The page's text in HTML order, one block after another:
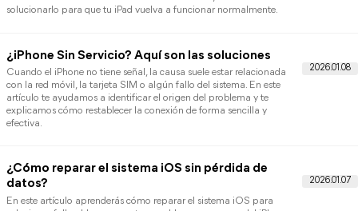
problemas con la sincronización de iTunes. En este artículo
¡sigue leyendo para aprender cómo hacerlo!
¿Por qué mi iPhone no tiene señal? [Soluciones
rápidas y efectivas]
iPhone no tiene señal? En este artículo exploramos las causas
frecuentes y te mostramos varias soluciones efectivas para
recuperar la señal rápidamente.